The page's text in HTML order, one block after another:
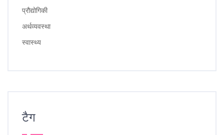
प्रौद्योगिकी
अर्थव्यवस्था
स्वास्थ्य
टैग